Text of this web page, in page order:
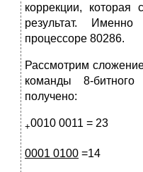
коррекции, которая
результат.
процессоре 80286.
Рассмотрим
команды 8-
получено:
+0010 0011 = 23
0001 0100 =14